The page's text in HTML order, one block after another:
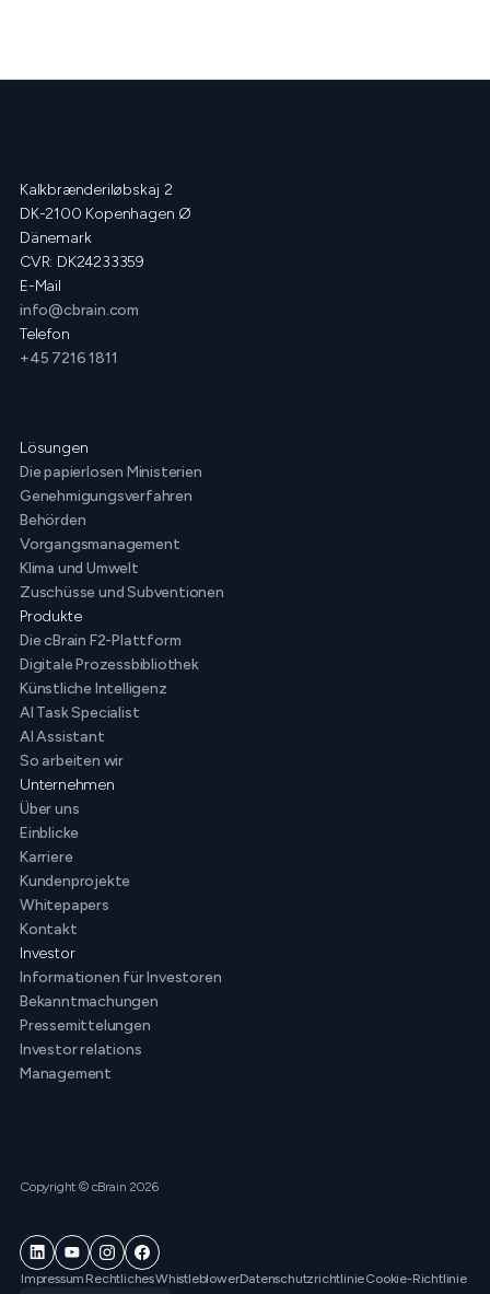
Kalkbrænderiløbskaj 2
DK-2100 Kopenhagen Ø
Dänemark
CVR: DK24233359
E-Mail
info@cbrain.com
Telefon
+45 7216 1811
Lösungen
Die papierlosen Ministerien
Genehmigungsverfahren
Behörden
Vorgangsmanagement
Klima und Umwelt
Zuschüsse und Subventionen
Produkte
Die cBrain F2-Plattform
Digitale Prozessbibliothek
Künstliche Intelligenz
AI Task Specialist
AI Assistant
So arbeiten wir
Unternehmen
Über uns
Einblicke
Karriere
Kundenprojekte
Whitepapers
Kontakt
Investor
Informationen für Investoren
Bekanntmachungen
Pressemittelungen
Investor relations
Management
Copyright © cBrain 2026
Impressum RechtlichesWhistleblowerDatenschutzrichtlinieCookie-Richtlinie